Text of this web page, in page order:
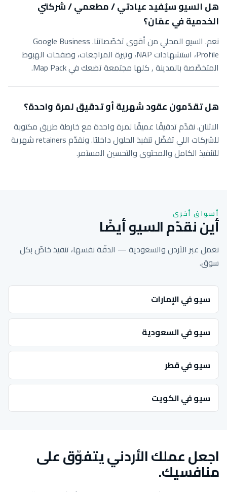
هل السيو سيُفيد عيادتي / مطعمي / شركتي
الخدمية في عمّان؟
نعم. السيو المحلي من أقوى تخصّصاتنا. Google Business
Profile، استشهادات NAP، وتيرة المراجعات، وصفحات الهبوط
المتخصّصة بالمدينة , كلها مجتمعة تضعك في Map Pack.
هل تقدّمون عقود شهرية أو تدقيق لمرة واحدة؟
الاثنان. نقدّم تدقيقًا عميقًا لمرة واحدة مع خارطة طريق مكتوبة
للشركات اللي تفضّل تنفيذ الحلول داخليًا. ونقدّم retainers شهرية
للتنفيذ الكامل والمحتوى والتحسين المستمر.
أسواق أخرى
أين نقدّم السيو أيضًا
نعمل عبر الأردن والسعودية — الدقّة نفسها، تنفيذ خاصّ بكل
سوق.
سيو في الإمارات
سيو في السعودية
سيو في قطر
سيو في الكويت
اجعل عملك الأردني يتفوّق على
منافسيك.